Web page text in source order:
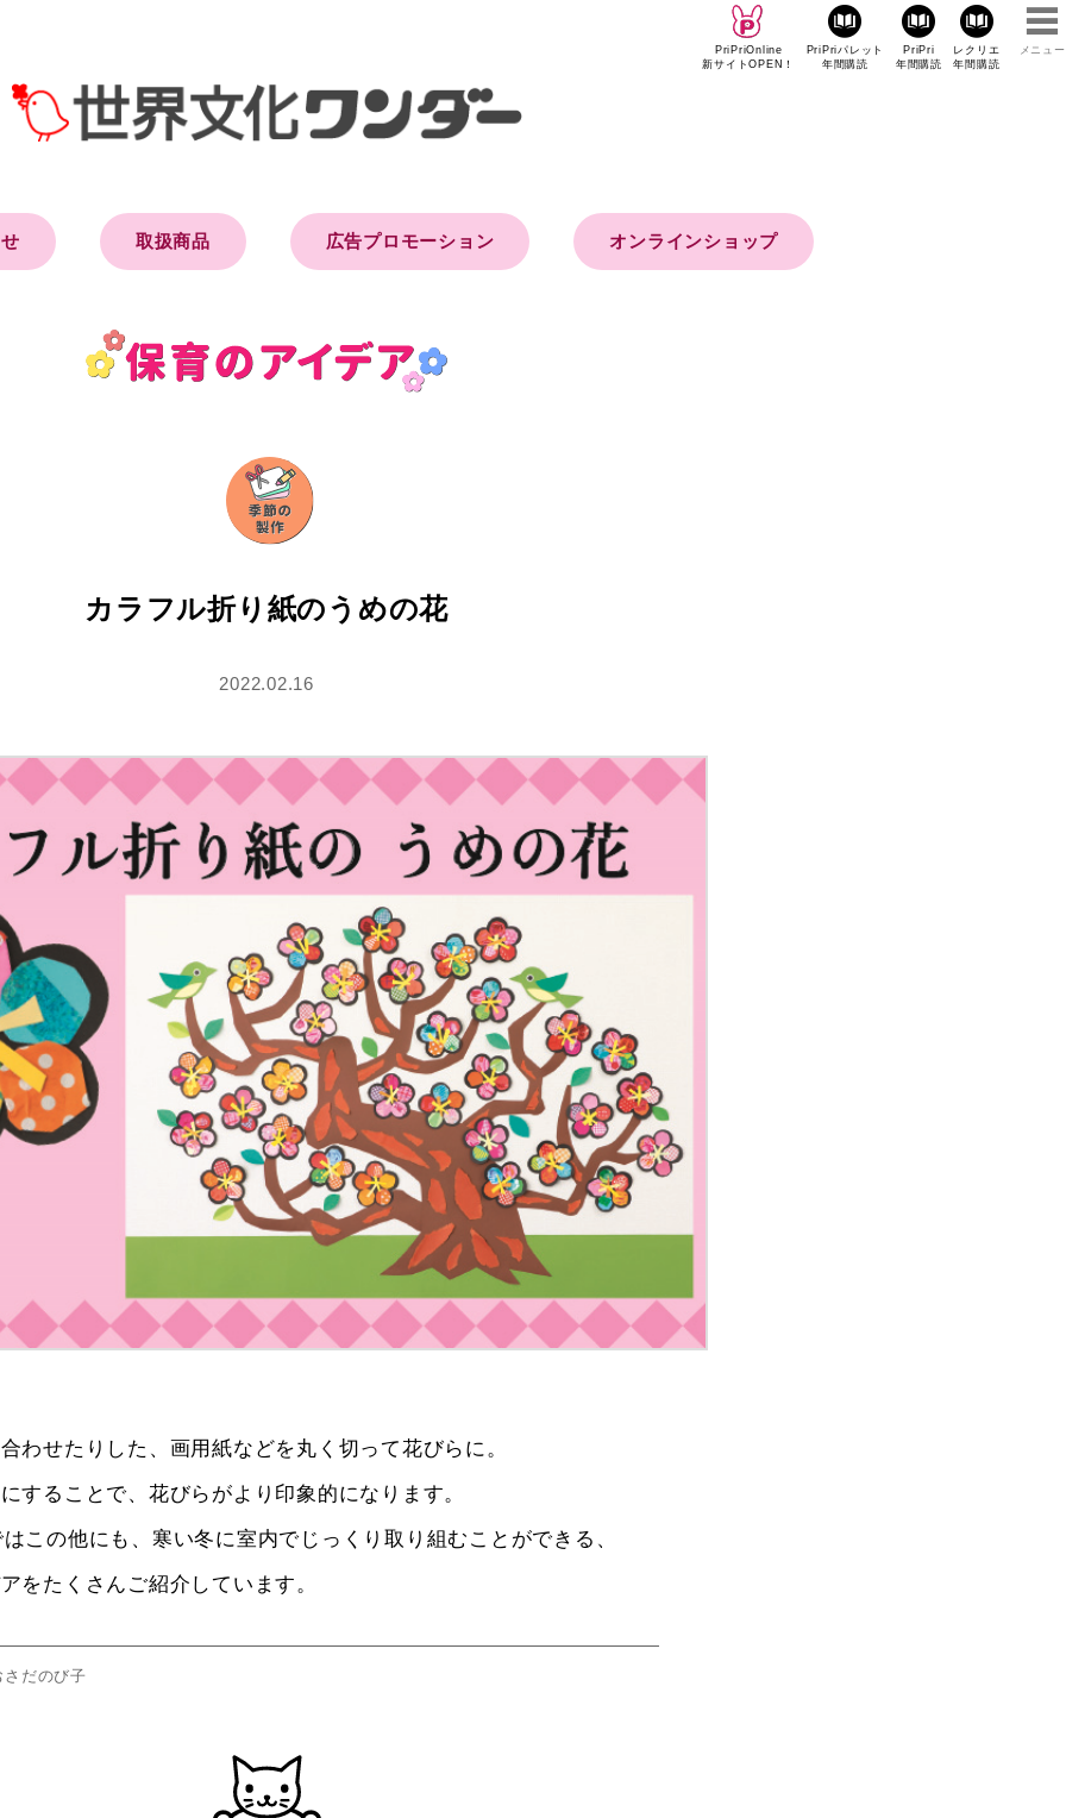
PriPriOnline
新サイトOPEN！
PriPriパレット
年間購読
PriPri
年間購読
レクリエ
年間購読
メニュー
取扱商品 広告プロモーション オンラインショップ
カラフル折り紙のうめの花
2022.02.16
わせたりした、画用紙などを丸く切って花びらに。
することで、花びらがより印象的になります。
この他にも、寒い冬に室内でじっくり取り組むことができる、
をたくさんご紹介しています。
だのび子